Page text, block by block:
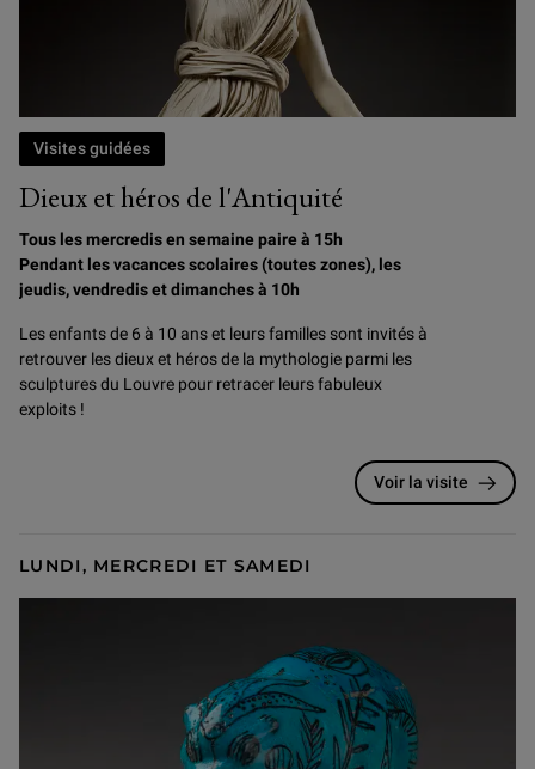
Dieux et héros de l'Antiquité
Visites guidées
Tous les mercredis en semaine paire à 15h
Pendant les vacances scolaires (toutes zones), les
jeudis, vendredis et dimanches à 10h
Les enfants de 6 à 10 ans et leurs familles sont invités à
retrouver les dieux et héros de la mythologie parmi les
sculptures du Louvre pour retracer leurs fabuleux
exploits !
Voir la visite
LUNDI, MERCREDI ET SAMEDI